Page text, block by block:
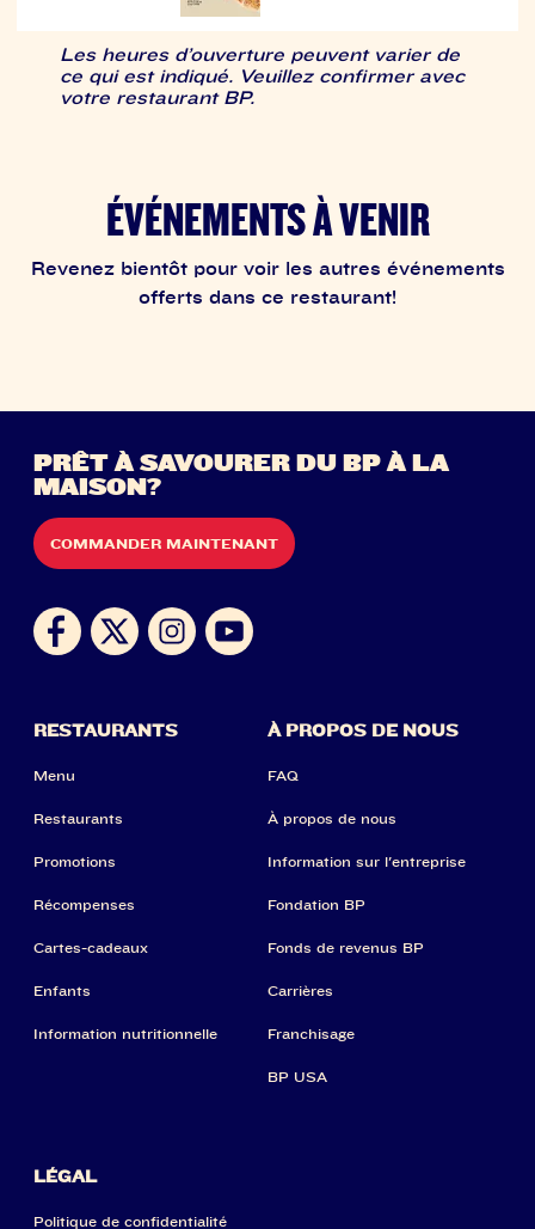
Les heures d’ouverture peuvent varier de
ce qui est indiqué. Veuillez confirmer avec
votre restaurant BP.
ÉVÉNEMENTS À VENIR
Revenez bientôt pour voir les autres événements
offerts dans ce restaurant!
PRÊT À SAVOURER DU BP À LA
MAISON?
COMMANDER MAINTENANT
RESTAURANTS
Menu
Restaurants
Promotions
Récompenses
Cartes-cadeaux
Enfants
Information nutritionnelle
À PROPOS DE NOUS
FAQ
À propos de nous
Information sur l'entreprise
Fondation BP
Fonds de revenus BP
Carrières
Franchisage
BP USA
LÉGAL
Politique de confidentialité